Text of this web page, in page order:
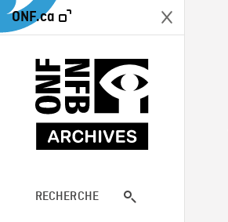
ONF.ca
RECHERCHE